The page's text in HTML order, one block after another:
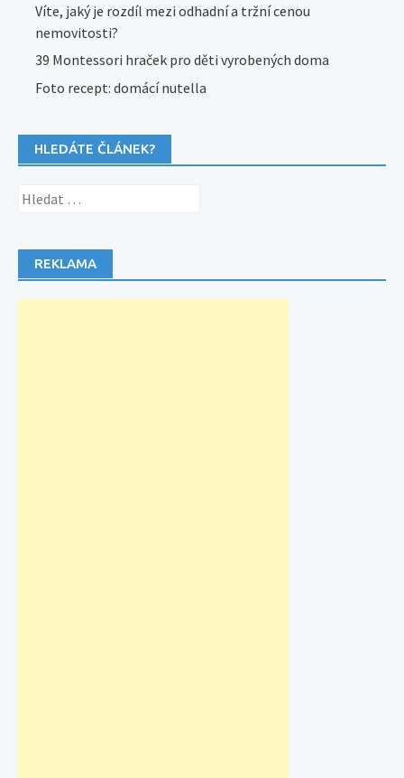
Víte, jaký je rozdíl mezi odhadní a tržní cenou
nemovitosti?
39 Montessori hraček pro děti vyrobených doma
Foto recept: domácí nutella
HLEDÁTE ČLÁNEK?
Vyhledávání
REKLAMA